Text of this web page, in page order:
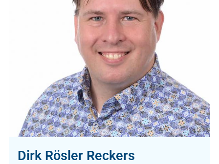
Dirk Rösler Reckers